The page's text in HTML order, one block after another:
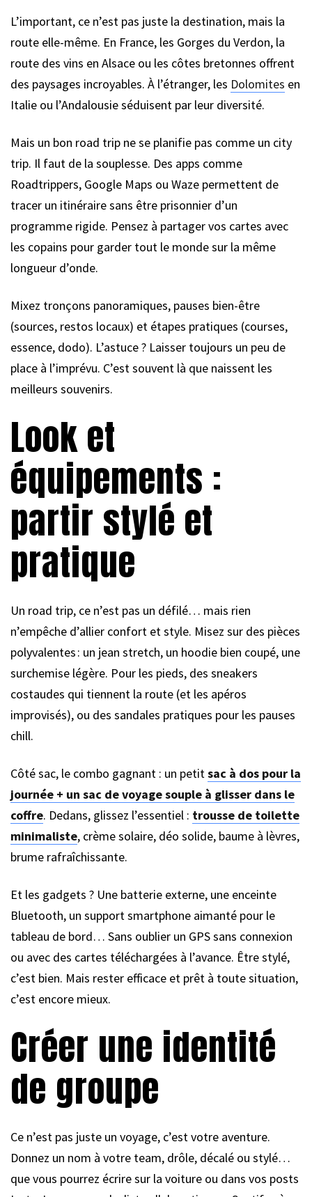
L’important, ce n’est pas juste la destination, mais la
route elle-même. En France, les Gorges du Verdon, la
route des vins en Alsace ou les côtes bretonnes offrent
des paysages incroyables. À l’étranger, les Dolomites en
Italie ou l’Andalousie séduisent par leur diversité.
Mais un bon road trip ne se planifie pas comme un city
trip. Il faut de la souplesse. Des apps comme
Roadtrippers, Google Maps ou Waze permettent de
tracer un itinéraire sans être prisonnier d’un
programme rigide. Pensez à partager vos cartes avec
les copains pour garder tout le monde sur la même
longueur d’onde.
Mixez tronçons panoramiques, pauses bien-être
(sources, restos locaux) et étapes pratiques (courses,
essence, dodo). L’astuce ? Laisser toujours un peu de
place à l’imprévu. C’est souvent là que naissent les
meilleurs souvenirs.
Look et
équipements :
partir stylé et
pratique
Un road trip, ce n’est pas un défilé… mais rien
n’empêche d’allier confort et style. Misez sur des pièces
polyvalentes : un jean stretch, un hoodie bien coupé, une
surchemise légère. Pour les pieds, des sneakers
costaudes qui tiennent la route (et les apéros
improvisés), ou des sandales pratiques pour les pauses
chill.
Côté sac, le combo gagnant : un petitsac à dos pour la
journée + un sac de voyage souple à glisser dans le
coffre. Dedans, glissez l’essentiel : trousse de toilette
minimaliste, crème solaire, déo solide, baume à lèvres,
brume rafraîchissante.
Et les gadgets ? Une batterie externe, une enceinte
Bluetooth, un support smartphone aimanté pour le
tableau de bord… Sans oublier un GPS sans connexion
ou avec des cartes téléchargées à l’avance. Être stylé,
c’est bien. Mais rester efficace et prêt à toute situation,
c’est encore mieux.
Créer une identité
de groupe
Ce n’est pas juste un voyage, c’est votre aventure.
Donnez un nom à votre team, drôle, décalé ou stylé…
que vous pourrez écrire sur la voiture ou dans vos posts